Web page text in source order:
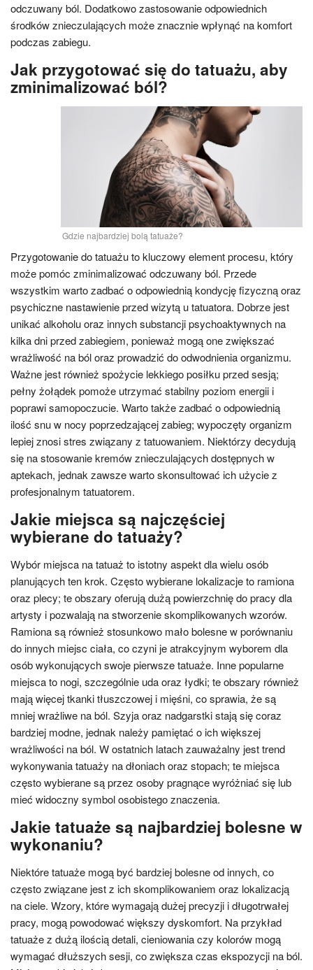
odczuwany ból. Dodatkowo zastosowanie odpowiednich
środków znieczulających może znacznie wpłynąć na komfort
podczas zabiegu.
Jak przygotować się do tatuażu, aby
zminimalizować ból?
Gdzie najbardziej bolą tatuaże?
Przygotowanie do tatuażu to kluczowy element procesu, który
może pomóc zminimalizować odczuwany ból. Przede
wszystkim warto zadbać o odpowiednią kondycję fizyczną oraz
psychiczne nastawienie przed wizytą u tatuatora. Dobrze jest
unikać alkoholu oraz innych substancji psychoaktywnych na
kilka dni przed zabiegiem, ponieważ mogą one zwiększać
wrażliwość na ból oraz prowadzić do odwodnienia organizmu.
Ważne jest również spożycie lekkiego posiłku przed sesją;
pełny żołądek pomoże utrzymać stabilny poziom energii i
poprawi samopoczucie. Warto także zadbać o odpowiednią
ilość snu w nocy poprzedzającej zabieg; wypoczęty organizm
lepiej znosi stres związany z tatuowaniem. Niektórzy decydują
się na stosowanie kremów znieczulających dostępnych w
aptekach, jednak zawsze warto skonsultować ich użycie z
profesjonalnym tatuatorem.
Jakie miejsca są najczęściej
wybierane do tatuaży?
Wybór miejsca na tatuaż to istotny aspekt dla wielu osób
planujących ten krok. Często wybierane lokalizacje to ramiona
oraz plecy; te obszary oferują dużą powierzchnię do pracy dla
artysty i pozwalają na stworzenie skomplikowanych wzorów.
Ramiona są również stosunkowo mało bolesne w porównaniu
do innych miejsc ciała, co czyni je atrakcyjnym wyborem dla
osób wykonujących swoje pierwsze tatuaże. Inne popularne
miejsca to nogi, szczególnie uda oraz łydki; te obszary również
mają więcej tkanki tłuszczowej i mięśni, co sprawia, że są
mniej wrażliwe na ból. Szyja oraz nadgarstki stają się coraz
bardziej modne, jednak należy pamiętać o ich większej
wrażliwości na ból. W ostatnich latach zauważalny jest trend
wykonywania tatuaży na dłoniach oraz stopach; te miejsca
często wybierane są przez osoby pragnące wyróżniać się lub
mieć widoczny symbol osobistego znaczenia.
Jakie tatuaże są najbardziej bolesne w
wykonaniu?
Niektóre tatuaże mogą być bardziej bolesne od innych, co
często związane jest z ich skomplikowaniem oraz lokalizacją
na ciele. Wzory, które wymagają dużej precyzji i długotrwałej
pracy, mogą powodować większy dyskomfort. Na przykład
tatuaże z dużą ilością detali, cieniowania czy kolorów mogą
wymagać dłuższych sesji, co zwiększa czas ekspozycji na ból.